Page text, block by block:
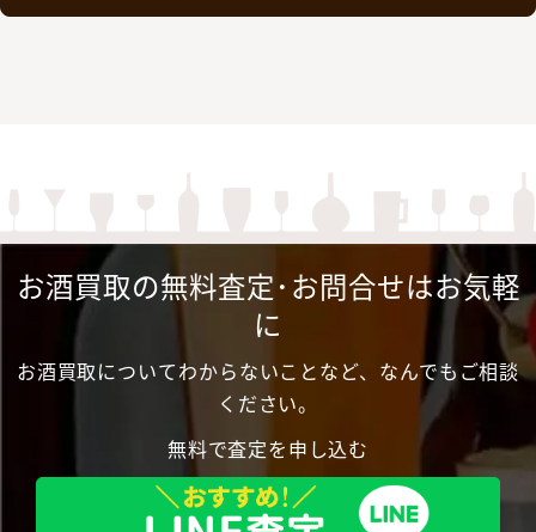
お酒買取の無料査定･お問合せはお気軽
に
お酒買取についてわからないことなど、なんでもご相談
ください。
無料で査定を申し込む